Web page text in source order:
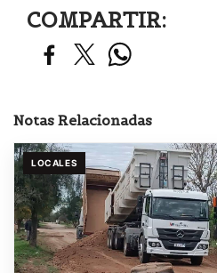
COMPARTIR:
Notas Relacionadas
LOCALES